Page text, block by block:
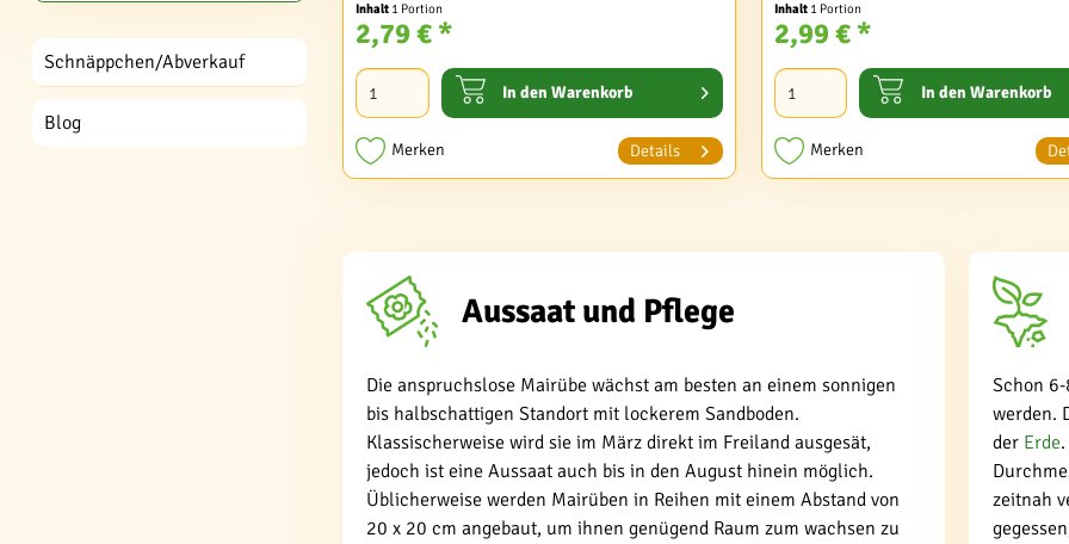
Schnäppchen/Abverkauf
Blog
Inhalt 1 Portion
2,79 € *
In den Warenkorb
Merken Details
Inhalt 1 Portion
2,99 € *
In den Warenkorb
Merken
Aussaat und Pflege
Die anspruchslose Mairübe wächst am besten an einem sonnigen
bis halbschattigen Standort mit lockerem Sandboden.
Klassischerweise wird sie im März direkt im Freiland ausgesät,
jedoch ist eine Aussaat auch bis in den August hinein möglich.
Üblicherweise werden Mairüben in Reihen mit einem Abstand von
20 x 20 cm angebaut, um ihnen genügend Raum zum wachsen zu
Schon
werden.
der Erde
zeitnah